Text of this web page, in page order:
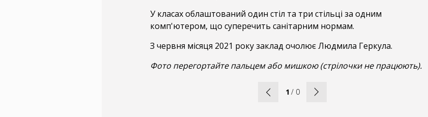
У класах облаштований один стіл та три стільці за одним
комп'ютером, що суперечить санітарним нормам.
З червня місяця 2021 року заклад очолює Людмила Геркула.
Фото перегортайте пальцем або мишкою (стрілочки не працюють).
1 / 0